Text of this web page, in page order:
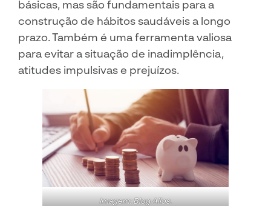
básicas, mas são fundamentais para a
construção de hábitos saudáveis a longo
prazo. Também é uma ferramenta valiosa
para evitar a situação de inadimplência,
atitudes impulsivas e prejuízos.
Imagem: Blog Ailos.